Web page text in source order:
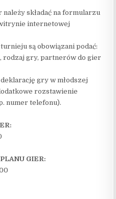
składać na formularzu
internetowej
są obowiązani podać:
rodzaj gry, partnerów do gier
gry w młodszej
rozstawienie
numer telefonu).
GIER: